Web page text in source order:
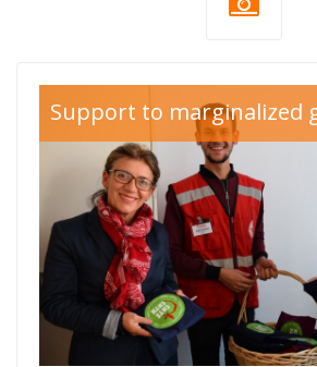
okta red
cross.jpg
Support to marginalized